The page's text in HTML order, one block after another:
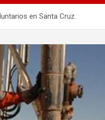
en Santa Cruz.